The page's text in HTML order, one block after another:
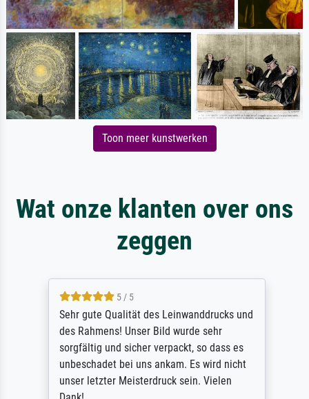
Toon meer kunstwerken
Wat onze klanten over ons
zeggen
5 / 5
Sehr gute Qualität des Leinwanddrucks und
des Rahmens! Unser Bild wurde sehr
sorgfältig und sicher verpackt, so dass es
unbeschadet bei uns ankam. Es wird nicht
unser letzter Meisterdruck sein. Vielen